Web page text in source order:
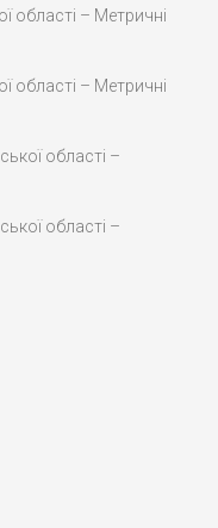
області – Метричні
області – Метричні
області –
області –